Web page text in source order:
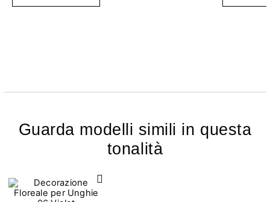
Guarda modelli simili in questa
tonalità